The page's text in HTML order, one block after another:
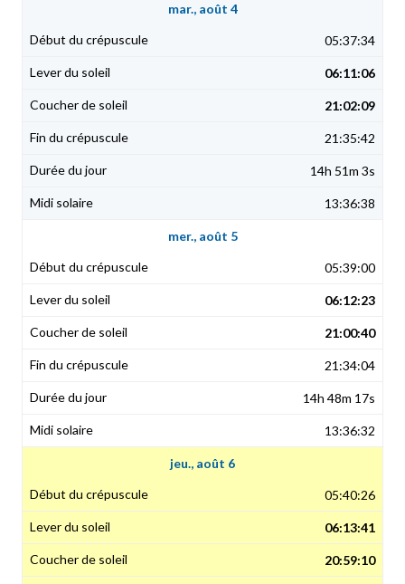
mar., août 4
05:37:34
06:11:06
21:02:09
21:35:42
14h 51m 3s
13:36:38
mer., août 5
05:39:00
06:12:23
21:00:40
21:34:04
14h 48m 17s
13:36:32
jeu., août 6
05:40:26
06:13:41
20:59:10